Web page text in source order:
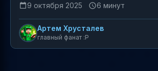
9 октября 2025 6 минут
Артем Хрусталев
главный фанат :P